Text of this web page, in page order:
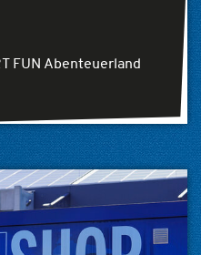
FUN Abenteuerland